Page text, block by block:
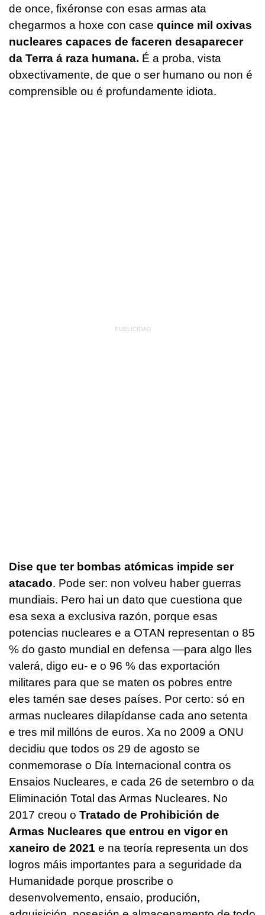
de once, fixéronse con esas armas ata
chegarmos a hoxe con case quince mil oxivas
nucleares capaces de faceren desaparecer
da Terra á raza humana. É a proba, vista
obxectivamente, de que o ser humano ou non é
comprensible ou é profundamente idiota.
Dise que ter bombas atómicas impide ser
atacado. Pode ser: non volveu haber guerras
mundiais. Pero hai un dato que cuestiona que
esa sexa a exclusiva razón, porque esas
potencias nucleares e a OTAN representan o 85
% do gasto mundial en defensa —para algo lles
valerá, digo eu- e o 96 % das exportación
militares para que se maten os pobres entre
eles tamén sae deses países. Por certo: só en
armas nucleares dilapídanse cada ano setenta
e tres mil millóns de euros. Xa no 2009 a ONU
decidiu que todos os 29 de agosto se
conmemorase o Día Internacional contra os
Ensaios Nucleares, e cada 26 de setembro o da
Eliminación Total das Armas Nucleares. No
2017 creou o Tratado de Prohibición de
Armas Nucleares que entrou en vigor en
xaneiro de 2021 e na teoría representa un dos
logros máis importantes para a seguridade da
Humanidade porque proscribe o
desenvolvemento, ensaio, produción,